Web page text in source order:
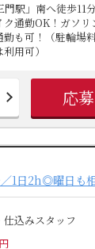
門駅」南へ徒歩11
通勤OK！ガソリ
も可！（駐輪場
用可）
応
／1日2h◎曜日
仕込みスタッフ